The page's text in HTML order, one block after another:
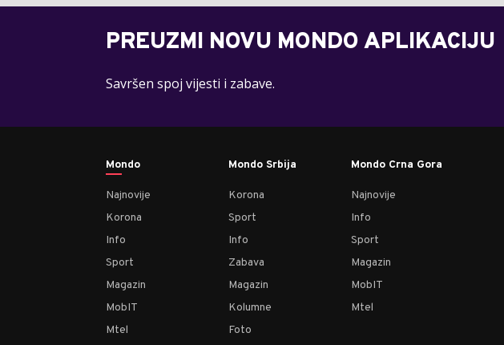
PREUZMI NOVU MONDO APLIKACIJU
Savršen spoj vijesti i zabave.
Mondo
Najnovije
Korona
Info
Sport
Magazin
MobIT
Mtel
Mondo Srbija
Korona
Sport
Info
Zabava
Magazin
Kolumne
Foto
Mondo Crna Gora
Najnovije
Info
Sport
Magazin
MobIT
Mtel